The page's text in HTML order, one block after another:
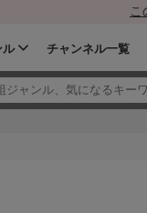
こ
ル チャンネル一覧